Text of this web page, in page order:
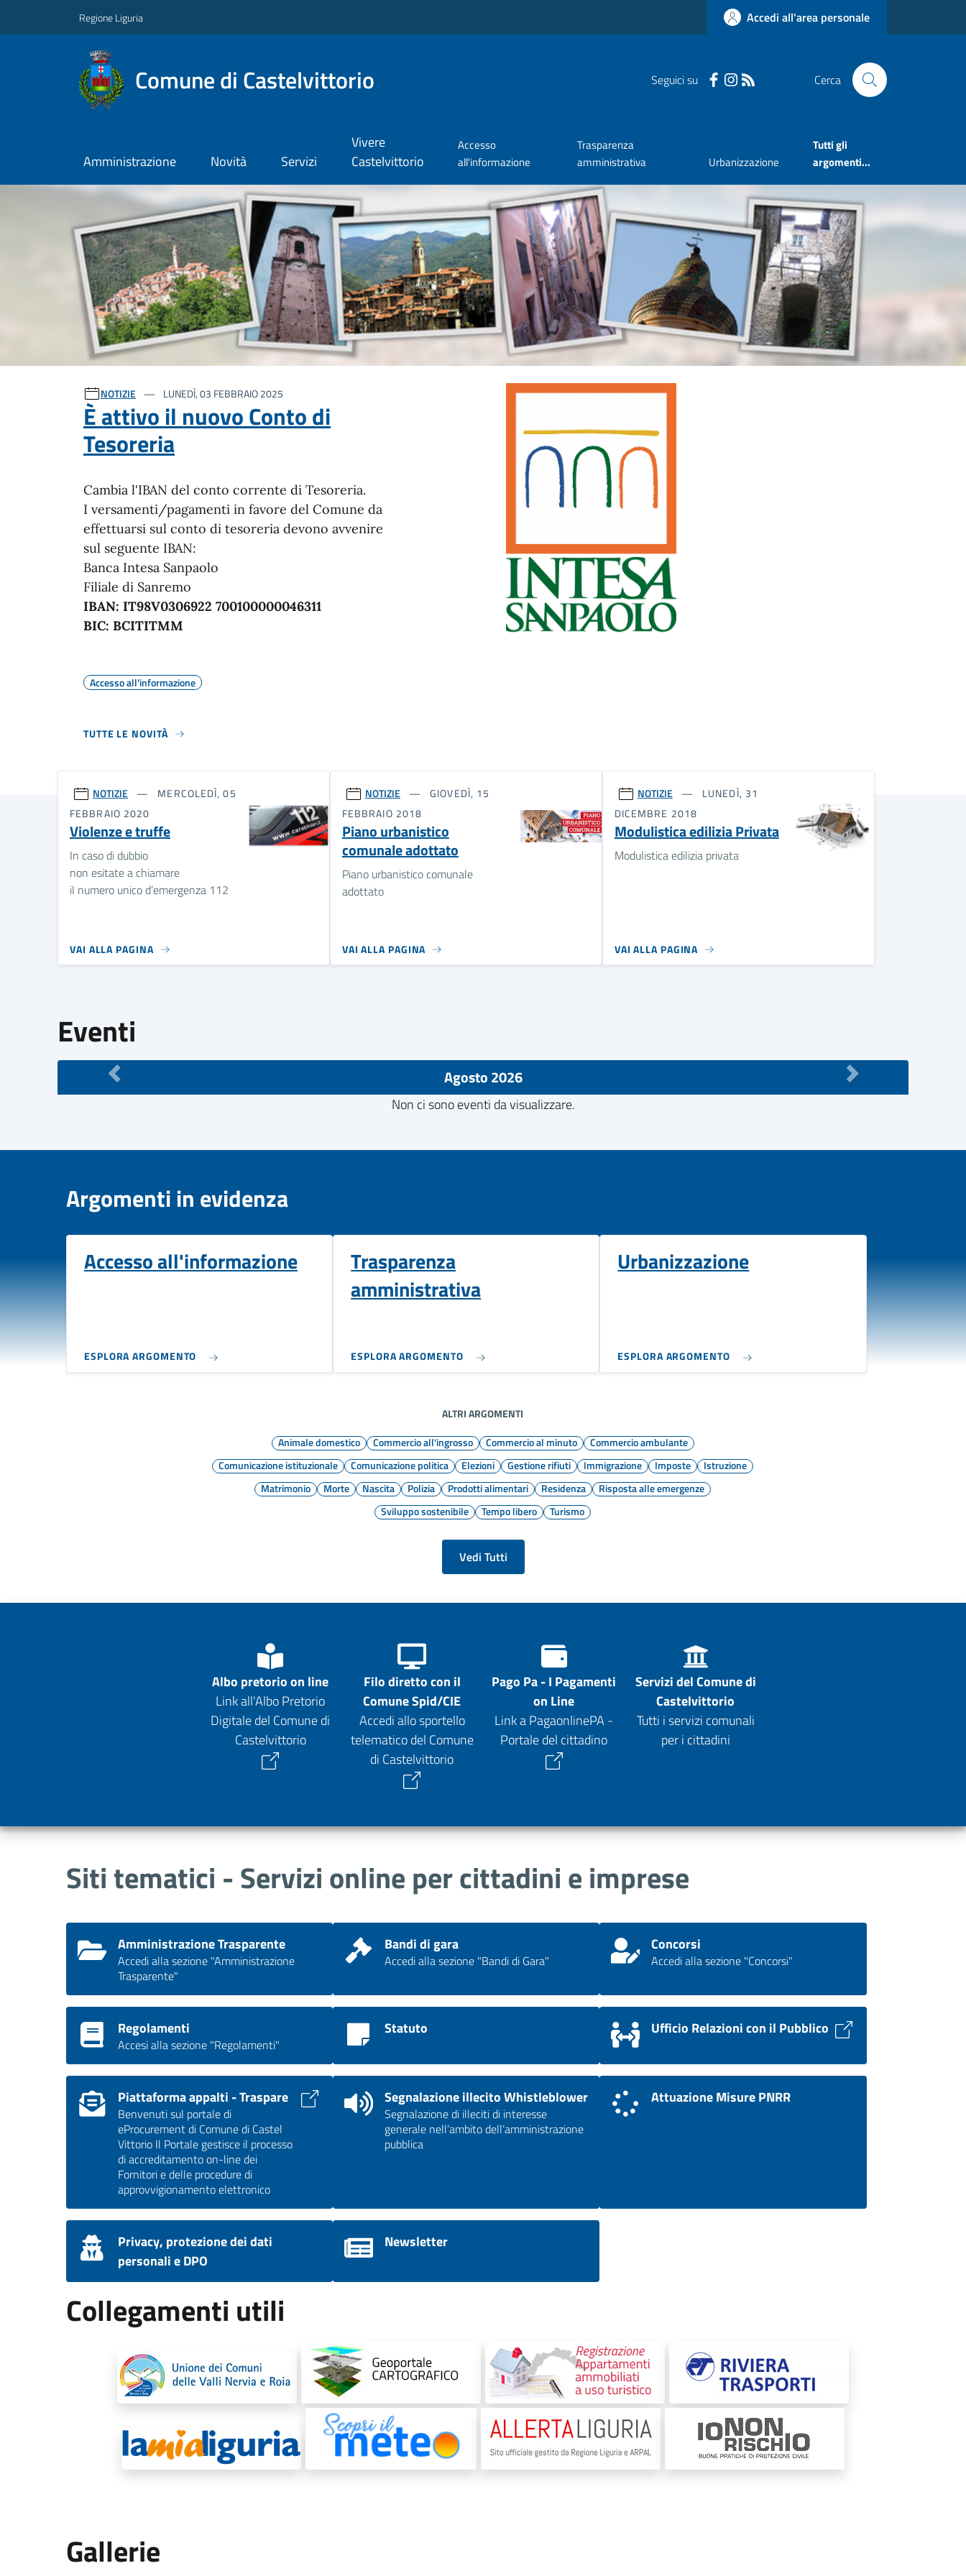
Regione Liguria Accedi all'area personale
Comune di Castelvittorio Seguici su Cerca
Amministrazione Novità Servizi
Vivere
Castelvittorio
Accesso
all'informazione
Trasparenza
amministrativa
Urbanizzazione
Tutti gli
argomenti...
Ultime notizie
NOTIZIE LUNEDÌ, 03 FEBBRAIO 2025
È attivo il nuovo Conto di
Tesoreria
Cambia l'IBAN del conto corrente di Tesoreria.
I versamenti/pagamenti in favore del Comune da
effettuarsi sul conto di tesoreria devono avvenire
sul seguente IBAN:
Banca Intesa Sanpaolo
Filiale di Sanremo
IBAN: IT98V0306922 700100000046311
BIC: BCITITMM
Accesso all'informazione
TUTTE LE NOVITÀ
NOTIZIE
MERCOLEDÌ, 05
FEBBRAIO 2020
Violenze e truffe
In caso di dubbio
non esitate a chiamare
il numero unico d’emergenza 112
VAI ALLA PAGINA
NOTIZIE
GIOVEDÌ, 15
FEBBRAIO 2018
Piano urbanistico
comunale adottato
Piano urbanistico comunale
adottato
VAI ALLA PAGINA
NOTIZIE
LUNEDÌ, 31
DICEMBRE 2018
Modulistica edilizia Privata
Modulistica edilizia privata
VAI ALLA PAGINA
Eventi
Agosto 2026
Non ci sono eventi da visualizzare.
Argomenti in evidenza
Accesso all'informazione
ESPLORA ARGOMENTO
Trasparenza
amministrativa
ESPLORA ARGOMENTO
Urbanizzazione
ESPLORA ARGOMENTO
ALTRI ARGOMENTI
Animale domestico
Commercio all'ingrosso Commercio al minuto
Commercio ambulante
Comunicazione istituzionale
Comunicazione politica Elezioni Gestione rifiuti Immigrazione Imposte
Istruzione
Matrimonio
Morte Nascita Polizia Prodotti alimentari Residenza
Risposta alle emergenze
Sviluppo sostenibile
Tempo libero Turismo
Vedi Tutti
Albo pretorio on line
Link all'Albo Pretorio
Digitale del Comune di
Castelvittorio
Filo diretto con il
Comune Spid/CIE
Accedi allo sportello
telematico del Comune
di Castelvittorio
Pago Pa - I Pagamenti
on Line
Link a PagaonlinePA -
Portale del cittadino
Servizi del Comune di
Castelvittorio
Tutti i servizi comunali
per i cittadini
Siti tematici - Servizi online per cittadini e imprese
Amministrazione Trasparente
Accedi alla sezione "Amministrazione
Trasparente"
Bandi di gara
Accedi alla sezione "Bandi di Gara"
Concorsi
Accedi alla sezione "Concorsi"
Regolamenti
Accesi alla sezione "Regolamenti"
Statuto Ufficio Relazioni con il Pubblico
Piattaforma appalti - Traspare
Benvenuti sul portale di
eProcurement di Comune di Castel
Vittorio Il Portale gestisce il processo
di accreditamento on-line dei
Fornitori e delle procedure di
approvvigionamento elettronico
Segnalazione illecito Whistleblower
Segnalazione di illeciti di interesse
generale nell’ambito dell’amministrazione
pubblica
Attuazione Misure PNRR
Privacy, protezione dei dati
personali e DPO
Newsletter
Collegamenti utili
Gallerie